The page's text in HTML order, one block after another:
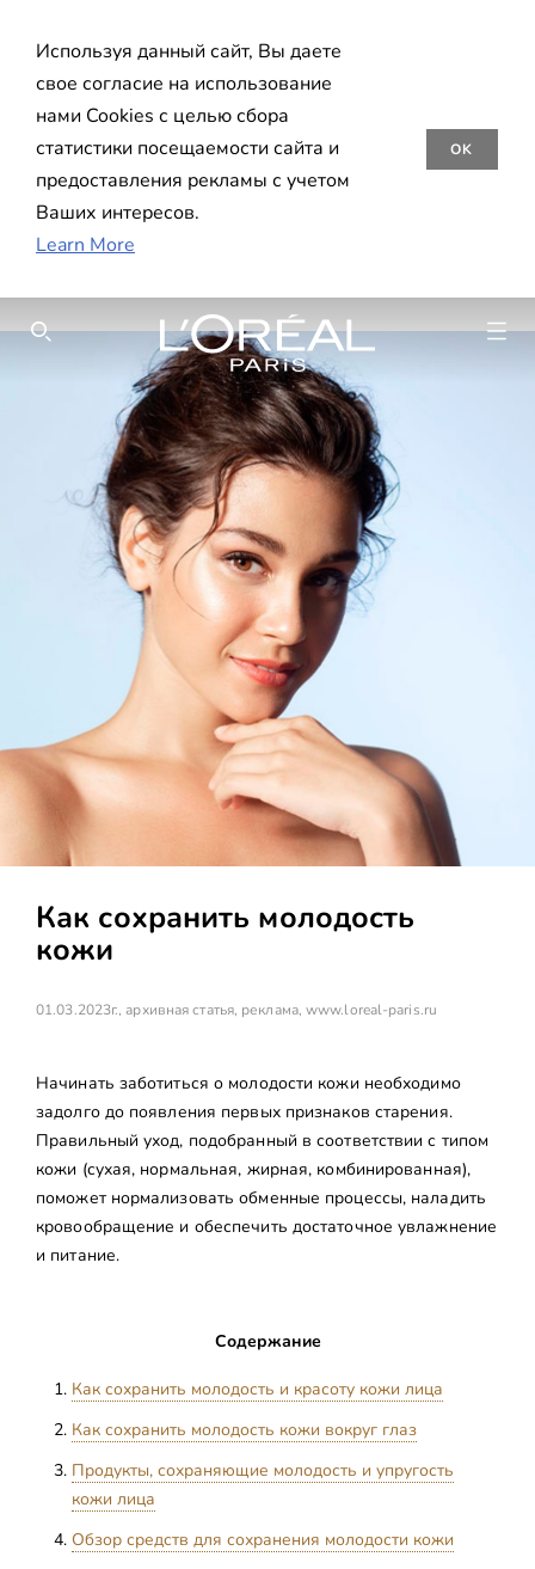
Используя данный сайт, Вы даете
свое согласие на использование
нами Cookies с целью сбора
статистики посещаемости сайта и
предоставления рекламы с учетом
Ваших интересов.
Learn More
OK
SEARCH THIS SITE
Как сохранить молодость
кожи
01.03.2023г., архивная статья, реклама,www.loreal-paris.ru
Начинать заботиться о молодости кожи необходимо
задолго до появления первых признаков старения.
Правильный уход, подобранный в соответствии с типом
кожи (сухая, нормальная, жирная, комбинированная),
поможет нормализовать обменные процессы, наладить
кровообращение и обеспечить достаточное увлажнение
и питание.
Содержание
Как сохранить молодость и красоту кожи лица
Как сохранить молодость кожи вокруг глаз
Продукты, сохраняющие молодость и упругость
кожи лица
Обзор средств для сохранения молодости кожи